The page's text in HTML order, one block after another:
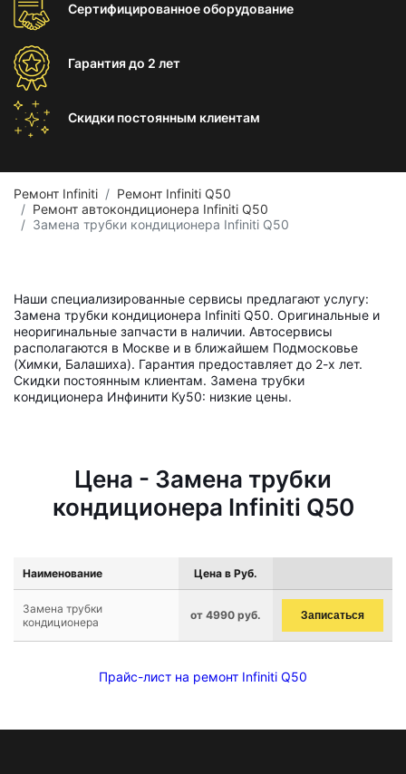
Сертифицированноеоборудование
Гарантиядо 2 лет
Скидки постоянным клиентам
Ремонт Infiniti
Ремонт Infiniti Q50
Ремонт автокондиционера Infiniti Q50
Замена трубки кондиционера Infiniti Q50
Наши специализированные сервисы предлагают услугу:
Замена трубки кондиционера Infiniti Q50. Оригинальные и
неоригинальные запчасти в наличии. Автосервисы
располагаются в Москве и в ближайшем Подмосковье
(Химки, Балашиха). Гарантия предоставляет до 2-х лет.
Скидки постоянным клиентам. Замена трубки
кондиционера Инфинити Ку50: низкие цены.
Цена - Замена трубки
кондиционера Infiniti Q50
Наименование Цена в Руб.
Замена трубки
кондиционера
от 4990 руб. Записаться
Прайс-лист на ремонт Infiniti Q50